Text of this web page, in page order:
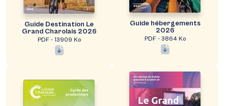
Guide Destination Le
Grand Charolais 2026
PDF - 13909 Ko
Guide hébergements
2026
PDF - 3864 Ko